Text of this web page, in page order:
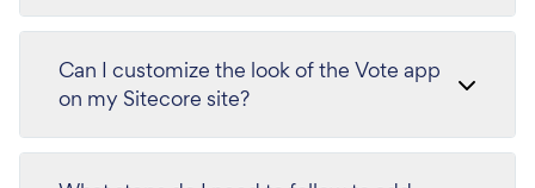
Can I customize the look of the Vote app
on my Sitecore site?